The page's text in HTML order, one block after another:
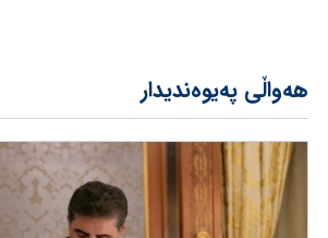
هەواڵی پەیوەندیدار